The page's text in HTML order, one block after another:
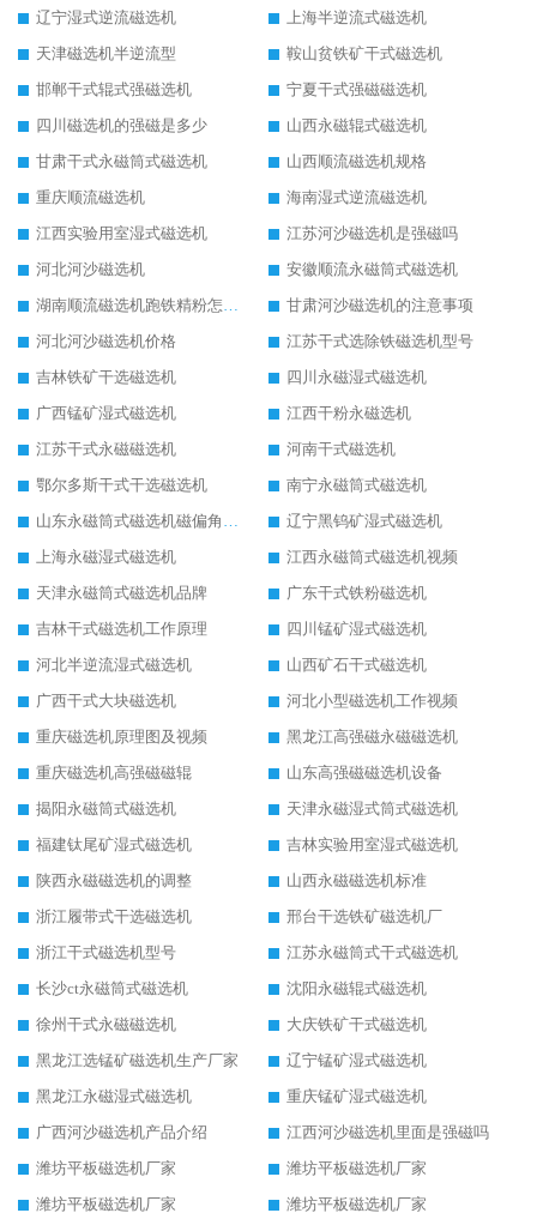
辽宁湿式逆流磁选机
上海半逆流式磁选机
天津磁选机半逆流型
鞍山贫铁矿干式磁选机
邯郸干式辊式强磁选机
宁夏干式强磁磁选机
四川磁选机的强磁是多少
山西永磁辊式磁选机
甘肃干式永磁筒式磁选机
山西顺流磁选机规格
重庆顺流磁选机
海南湿式逆流磁选机
江西实验用室湿式磁选机
江苏河沙磁选机是强磁吗
河北河沙磁选机
安徽顺流永磁筒式磁选机
湖南顺流磁选机跑铁精粉怎么处理
甘肃河沙磁选机的注意事项
河北河沙磁选机价格
江苏干式选除铁磁选机型号
吉林铁矿干选磁选机
四川永磁湿式磁选机
广西锰矿湿式磁选机
江西干粉永磁选机
江苏干式永磁磁选机
河南干式磁选机
鄂尔多斯干式干选磁选机
南宁永磁筒式磁选机
山东永磁筒式磁选机磁偏角怎么调整
辽宁黑钨矿湿式磁选机
上海永磁湿式磁选机
江西永磁筒式磁选机视频
天津永磁筒式磁选机品牌
广东干式铁粉磁选机
吉林干式磁选机工作原理
四川锰矿湿式磁选机
河北半逆流湿式磁选机
山西矿石干式磁选机
广西干式大块磁选机
河北小型磁选机工作视频
重庆磁选机原理图及视频
黑龙江高强磁永磁磁选机
重庆磁选机高强磁磁辊
山东高强磁磁选机设备
揭阳永磁筒式磁选机
天津永磁湿式筒式磁选机
福建钛尾矿湿式磁选机
吉林实验用室湿式磁选机
陕西永磁磁选机的调整
山西永磁磁选机标准
浙江履带式干选磁选机
邢台干选铁矿磁选机厂
浙江干式磁选机型号
江苏永磁筒式干式磁选机
长沙ct永磁筒式磁选机
沈阳永磁辊式磁选机
徐州干式永磁磁选机
大庆铁矿干式磁选机
黑龙江选锰矿磁选机生产厂家
辽宁锰矿湿式磁选机
黑龙江永磁湿式磁选机
重庆锰矿湿式磁选机
广西河沙磁选机产品介绍
江西河沙磁选机里面是强磁吗
潍坊平板磁选机厂家
潍坊平板磁选机厂家
潍坊平板磁选机厂家
潍坊平板磁选机厂家